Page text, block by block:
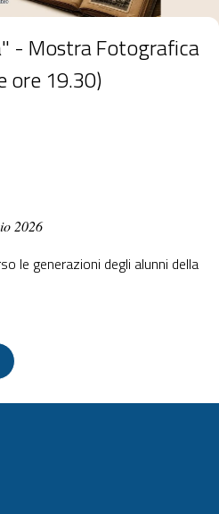
- Mostra Fotografica
ore 19.30)
2026
le generazioni degli alunni della